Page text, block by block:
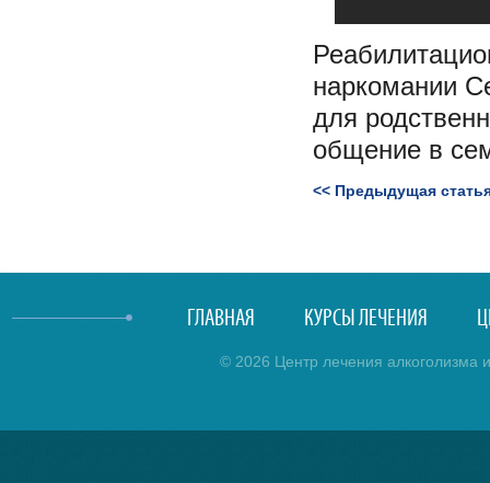
наркомании
для
общение в
<< Предыдущая
ГЛАВНАЯ КУРСЫ ЛЕЧЕНИЯ
© 2026 Центр лечения алкоголизма